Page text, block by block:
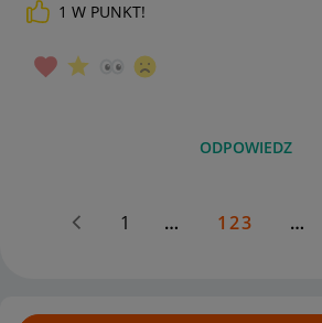
1 W PUNKT!
ODPOWIEDZ
1 … 123 …